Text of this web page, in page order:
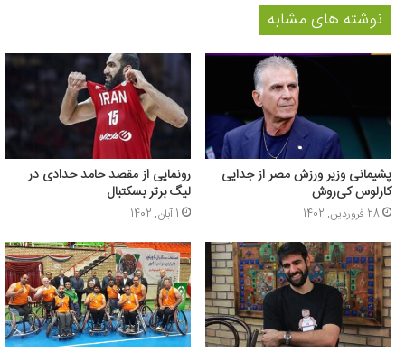
نوشته های مشابه
پشیمانی وزیر ورزش مصر از جدایی
کارلوس کی‌روش
28 فروردین, 1402
رونمایی از مقصد حامد حدادی در
لیگ برتر بسکتبال
1 آبان, 1402